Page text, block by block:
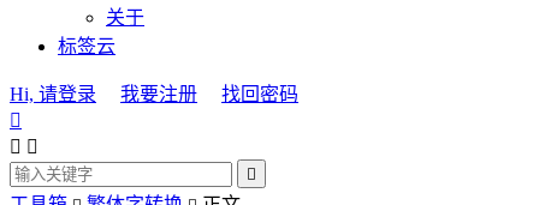
关于
标签云
Hi, 请登录 我要注册
找回密码

 
